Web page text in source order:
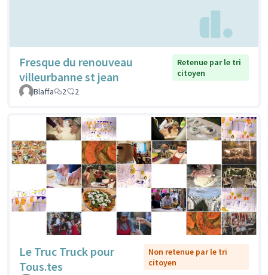
Fresque du renouveau
villeurbanne st jean
Retenue par le tri
citoyen
Blaffa
2 2
Le Truc Truck pour
Tous.tes
Non retenue par le tri
citoyen